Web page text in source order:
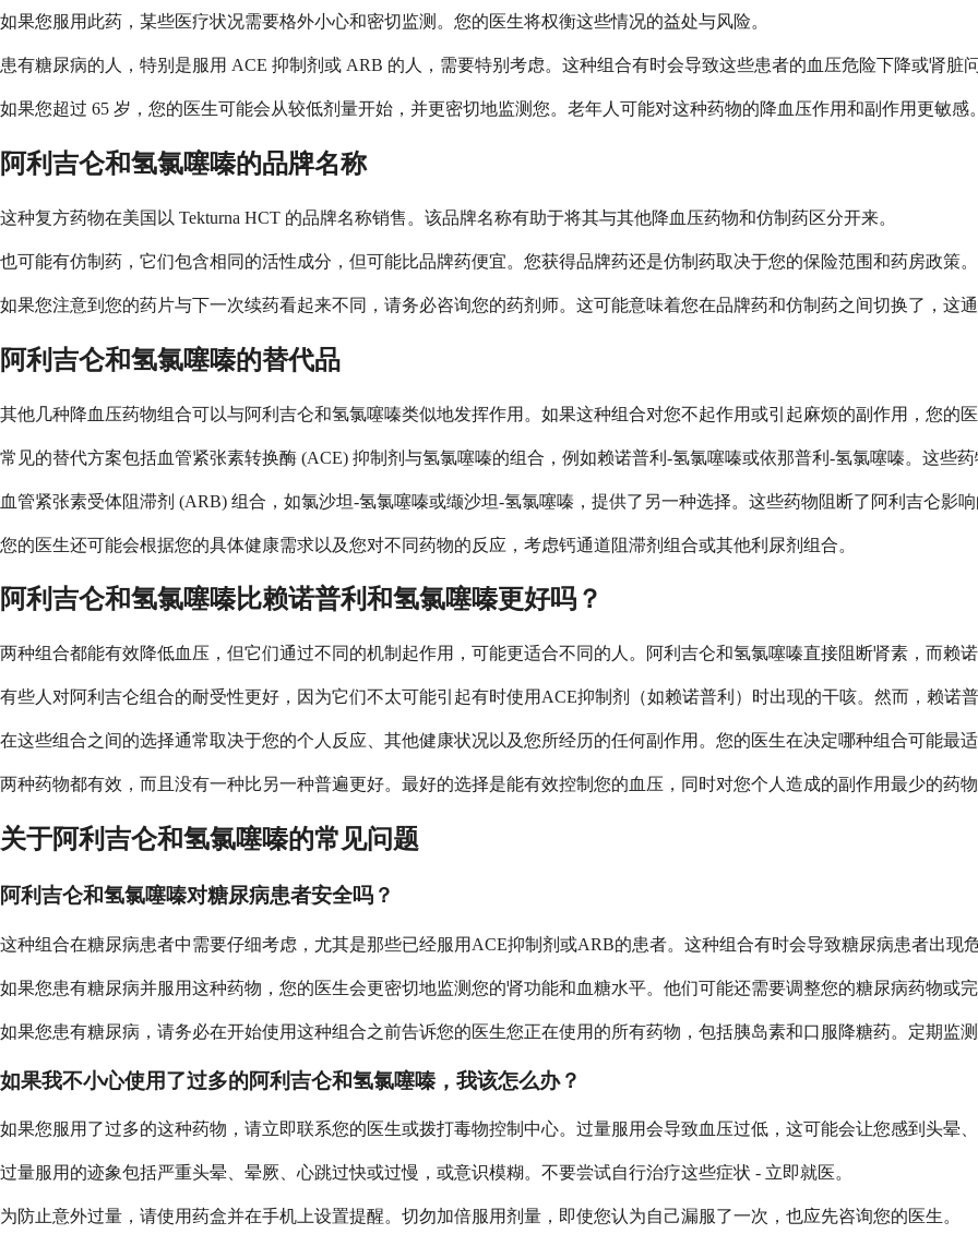
如果您服用此药，某些医疗状况需要格外小心和密切监测。您的医生将权衡这些情况的益处与风险。
患有糖尿病的人，特别是服用 ACE 抑制剂或 ARB 的人，需要特别考虑。这种组合有时会导致这些患者的血压危险下降或肾脏问
如果您超过 65 岁，您的医生可能会从较低剂量开始，并更密切地监测您。老年人可能对这种药物的降血压作用和副作用更敏感。
阿利吉仑和氢氯噻嗪的品牌名称
这种复方药物在美国以 Tekturna HCT 的品牌名称销售。该品牌名称有助于将其与其他降血压药物和仿制药区分开来。
也可能有仿制药，它们包含相同的活性成分，但可能比品牌药便宜。您获得品牌药还是仿制药取决于您的保险范围和药房政策。
如果您注意到您的药片与下一次续药看起来不同，请务必咨询您的药剂师。这可能意味着您在品牌药和仿制药之间切换了，这通
阿利吉仑和氢氯噻嗪的替代品
其他几种降血压药物组合可以与阿利吉仑和氢氯噻嗪类似地发挥作用。如果这种组合对您不起作用或引起麻烦的副作用，您的
常见的替代方案包括血管紧张素转换酶 (ACE) 抑制剂与氢氯噻嗪的组合，例如赖诺普利-氢氯噻嗪或依那普利-氢氯噻嗪。这些
血管紧张素受体阻滞剂 (ARB) 组合，如氯沙坦-氢氯噻嗪或缬沙坦-氢氯噻嗪，提供了另一种选择。这些药物阻断了阿利吉仑影
您的医生还可能会根据您的具体健康需求以及您对不同药物的反应，考虑钙通道阻滞剂组合或其他利尿剂组合。
阿利吉仑和氢氯噻嗪比赖诺普利和氢氯噻嗪更好吗？
两种组合都能有效降低血压，但它们通过不同的机制起作用，可能更适合不同的人。阿利吉仑和氢氯噻嗪直接阻断肾素，而赖
有些人对阿利吉仑组合的耐受性更好，因为它们不太可能引起有时使用ACE抑制剂（如赖诺普利）时出现的干咳。然而，赖诺
在这些组合之间的选择通常取决于您的个人反应、其他健康状况以及您所经历的任何副作用。您的医生在决定哪种组合可能最
两种药物都有效，而且没有一种比另一种普遍更好。最好的选择是能有效控制您的血压，同时对您个人造成的副作用最少的药物
关于阿利吉仑和氢氯噻嗪的常见问题
阿利吉仑和氢氯噻嗪对糖尿病患者安全吗？
这种组合在糖尿病患者中需要仔细考虑，尤其是那些已经服用ACE抑制剂或ARB的患者。这种组合有时会导致糖尿病患者出现
如果您患有糖尿病并服用这种药物，您的医生会更密切地监测您的肾功能和血糖水平。他们可能还需要调整您的糖尿病药物或
如果您患有糖尿病，请务必在开始使用这种组合之前告诉您的医生您正在使用的所有药物，包括胰岛素和口服降糖药。定期监
如果我不小心使用了过多的阿利吉仑和氢氯噻嗪，我该怎么办？
如果您服用了过多的这种药物，请立即联系您的医生或拨打毒物控制中心。过量服用会导致血压过低，这可能会让您感到头晕、
过量服用的迹象包括严重头晕、晕厥、心跳过快或过慢，或意识模糊。不要尝试自行治疗这些症状 - 立即就医。
为防止意外过量，请使用药盒并在手机上设置提醒。切勿加倍服用剂量，即使您认为自己漏服了一次，也应先咨询您的医生。